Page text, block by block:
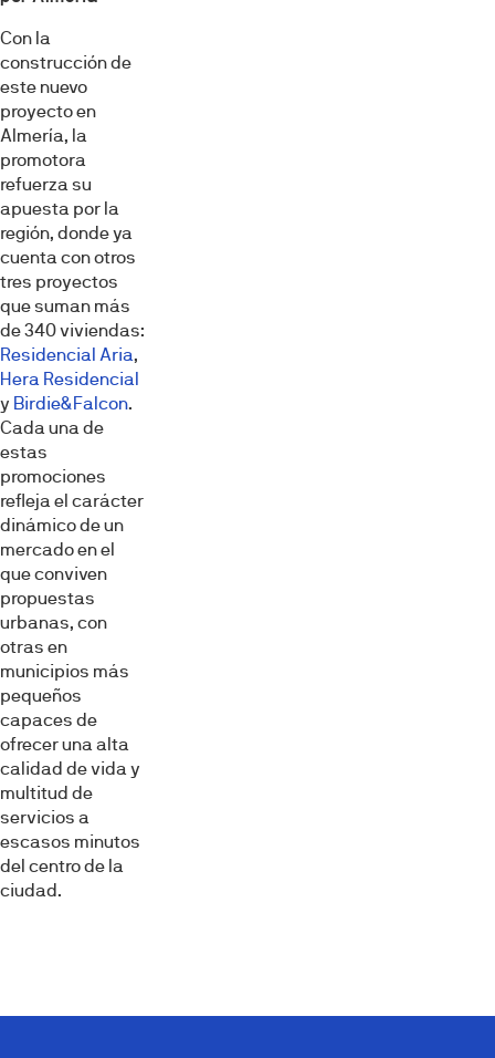
Con la
construcción de
este nuevo
proyecto en
Almería, la
promotora
refuerza su
apuesta por la
región, donde ya
cuenta con otros
tres proyectos
que suman más
de 340 viviendas:
Residencial Aria,
Hera Residencial
y Birdie&Falcon.
Cada una de
estas
promociones
refleja el carácter
dinámico de un
mercado en el
que conviven
propuestas
urbanas, con
otras en
municipios más
pequeños
capaces de
ofrecer una alta
calidad de vida y
multitud de
servicios a
escasos minutos
del centro de la
ciudad.